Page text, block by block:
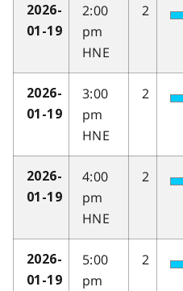
2026-
01-19
2:00
pm
HNE
2
2026-
01-19
3:00
pm
HNE
2
2026-
01-19
4:00
pm
HNE
2
2026-
01-19
5:00
pm
2